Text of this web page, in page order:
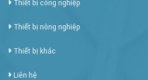
Thiết bị công nghiệp
Thiết bị nông nghiệp
Thiết bị khác
Liên hệ